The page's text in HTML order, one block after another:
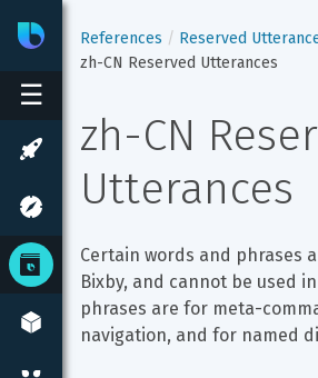
BixbyDeveloper Center
☰
References
Reserved
zh-CN Reserved Utterances
zh-CN
Utterances
Certain words and phrases
Bixby, and cannot be used
phrases are for meta-
navigation, and for named